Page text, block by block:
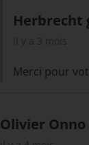
Je
Herbrecht
Merci pour
Olivier Onno